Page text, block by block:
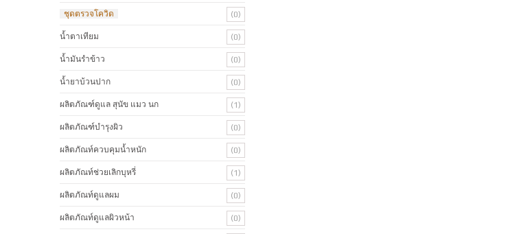
ชุดตรวจโควิด (0)
น้ำตาเทียม (0)
น้ำมันรำข้าว (0)
น้ำยาบ้วนปาก (0)
ผลิตภัณฑ์ดูแล สุนัข แมว นก (1)
ผลิตภัณฑ์บํารุงผิว (0)
ผลิตภัณท์ควบคุมน้ำหนัก (0)
ผลิตภัณท์ช่วยเลิกบุหรี่ (1)
ผลิตภัณท์ดูแลผม (0)
ผลิตภัณท์ดูแลผิวหน้า (0)